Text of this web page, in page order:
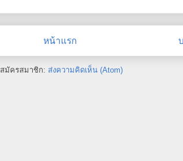
หน้าแรก
สมัครสมาชิก: ส่งความคิดเห็น (Atom)